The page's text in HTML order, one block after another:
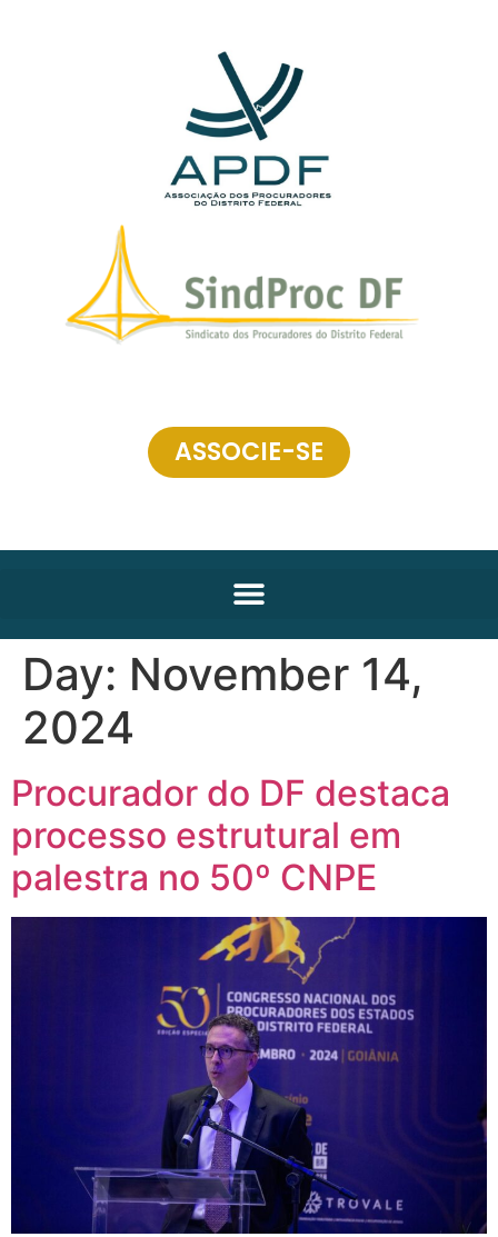
ASSOCIE-SE
Day: November 14,
2024
Procurador do DF destaca
processo estrutural em
palestra no 50º CNPE